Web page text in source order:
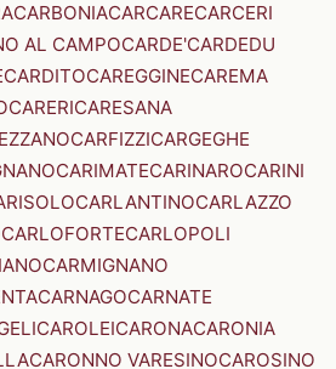
CARBONIACARCARECARCERI
AL CAMPOCARDE'CARDEDU
CARDITOCAREGGINECAREMA
CARERICARESANA
CARFIZZICARGEGHE
CARIMATECARINAROCARINI
CARLANTINOCARLAZZO
CARLOFORTECARLOPOLI
CARMIGNANO
CARNAGOCARNATE
CAROLEICARONACARONIA
CARONNO VARESINOCAROSINO